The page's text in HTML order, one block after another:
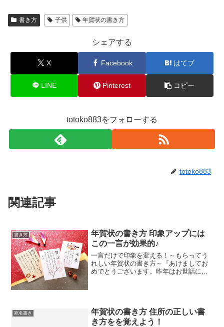
書き方 子供 年賀状の書き方
シェアする
X Facebook はてブ
LINE Pinterest コピー
totoko883をフォローする
totoko883
関連記事
書き方
年賀状の書き方 印象アップには
この一言が効果的♪
一言だけで印象を変える！～もらってう
れしい年賀状の書き方～『あけましてお
めでとうございます。昨年はお世話にな
宛名書き
年賀状の書き方 住所の正しい書
き方をを覚えよう！